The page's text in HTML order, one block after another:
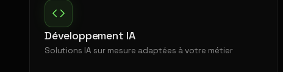
Développement IA
Solutions IA sur mesure adaptées à votre métier